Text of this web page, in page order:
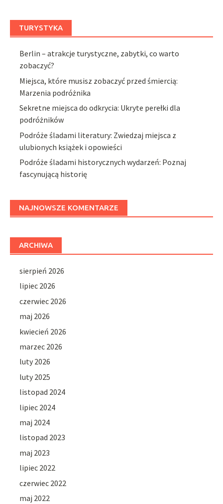
TURYSTYKA
Berlin – atrakcje turystyczne, zabytki, co warto
zobaczyć?
Miejsca, które musisz zobaczyć przed śmiercią:
Marzenia podróżnika
Sekretne miejsca do odkrycia: Ukryte perełki dla
podróżników
Podróże śladami literatury: Zwiedzaj miejsca z
ulubionych książek i opowieści
Podróże śladami historycznych wydarzeń: Poznaj
fascynującą historię
NAJNOWSZE KOMENTARZE
ARCHIWA
sierpień 2026
lipiec 2026
czerwiec 2026
maj 2026
kwiecień 2026
marzec 2026
luty 2026
luty 2025
listopad 2024
lipiec 2024
maj 2024
listopad 2023
maj 2023
lipiec 2022
czerwiec 2022
maj 2022